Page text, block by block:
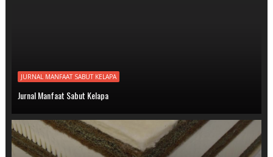
JURNAL MANFAAT SABUT KELAPA
Jurnal Manfaat Sabut Kelapa